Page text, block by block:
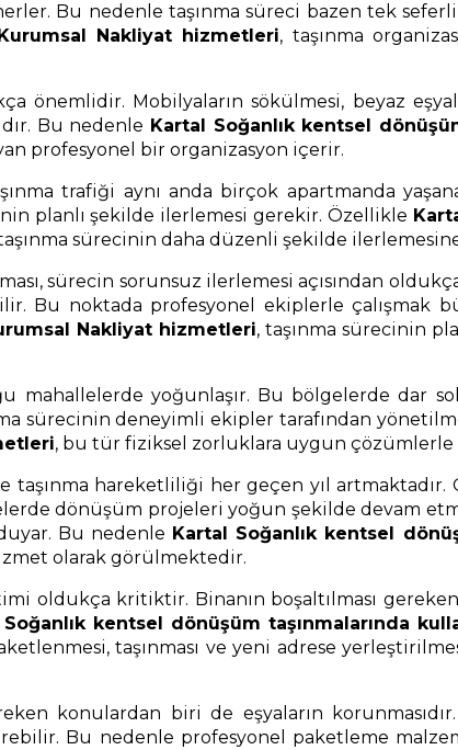
Bu nedenle taşınma süreci bazen tek
Nakliyat hizmetleri, taşınma
önemlidir. Mobilyaların sökülmesi, beyaz
Bu nedenle Kartal Soğanlık kentsel
profesyonel bir organizasyon içerir.
trafiği aynı anda birçok apartmanda
planlı şekilde ilerlemesi gerekir. Özellikle
sürecinin daha düzenli şekilde
sürecin sorunsuz ilerlemesi açısından
Bu noktada profesyonel ekiplerle çalışmak
Nakliyat hizmetleri, taşınma sürecinin
mahallelerde yoğunlaşır. Bu bölgelerde dar
sürecinin deneyimli ekipler tarafından
, bu tür fiziksel zorluklara uygun çözümlerle
hareketliliği her geçen yıl artmaktadır.
dönüşüm projeleri yoğun şekilde devam
Bu nedenle Kartal Soğanlık kentsel
olarak görülmektedir.
oldukça kritiktir. Binanın boşaltılması
kentsel dönüşüm taşınmalarında
taşınması ve yeni adrese
konulardan biri de eşyaların
Bu nedenle profesyonel paketleme